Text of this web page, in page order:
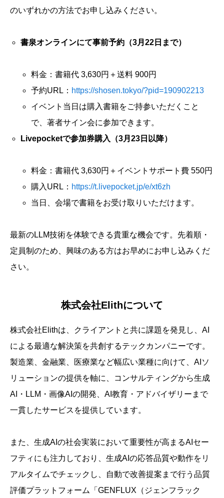
のいずれかの方法でお申し込みください。
書泉オンラインにて事前予約（3月22日まで）
料金：書籍代 3,630円＋送料 900円
予約URL： https://shosen.tokyo/?pid=190902213
イベント当日は購入書籍をご持参いただくこと
で、著者サイン会に参加できます。
Livepocketで参加券購入（3月23日以降）
料金：書籍代 3,630円＋イベントサポート費 550円
購入URL： https://t.livepocket.jp/e/xt6zh
当日、会場で書籍をお受け取りいただけます。
最新のLLM技術を体験できる貴重な機会です。先着順・
定員制のため、興味のある方はお早めにお申し込みくだ
さい。
株式会社Elithについて
株式会社Elithは、クライアントと共に課題を発見し、AI
による最適な解決策を共創するテックカンパニーです。
製造業、金融業、医療業など幅広い業種に向けて、AIソ
リューションの提供を軸に、コンサルティングから生成
AI・LLM・画像AIの開発、AI教育・アドバイザリーまで
一貫したサービスを提供しています。
また、生成AIの社会実装において重要性が高まるAIセー
フティにも注力しており、生成AIの応答品質や動作をリ
アルタイムでチェックし、自動で改善提案まで行う品質
評価プラットフォーム「GENFLUX（ジェンフラック